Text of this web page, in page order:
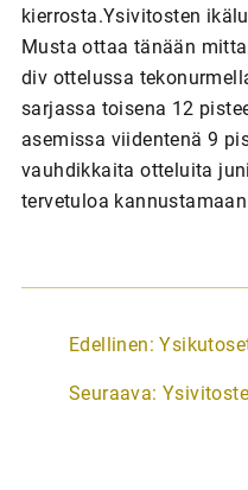
kierrosta.Ysivitosten
Musta ottaa tänään
div ottelussa
sarjassa toisena 12
asemissa viidentenä 9
vauhdikkaita otteluita
tervetuloa
A
t
Edellinen:
Seuraava: